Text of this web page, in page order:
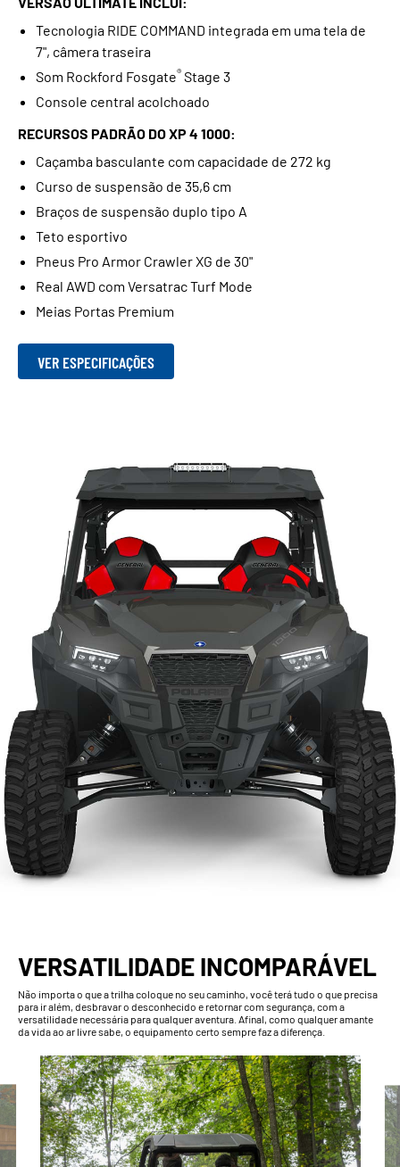
Tecnologia RIDE COMMAND integrada em uma tela de
7", câmera traseira
Som Rockford Fosgate® Stage 3
Console central acolchoado
RECURSOS PADRÃO DO XP 4 1000:
Caçamba basculante com capacidade de 272 kg
Curso de suspensão de 35,6 cm
Braços de suspensão duplo tipo A
Teto esportivo
Pneus Pro Armor Crawler XG de 30"
Real AWD com Versatrac Turf Mode
Meias Portas Premium
VER ESPECIFICAÇÕES
VERSATILIDADE INCOMPARÁVEL
Não importa o que a trilha coloque no seu caminho, você terá tudo o que precisa
para ir além, desbravar o desconhecido e retornar com segurança, com a
versatilidade necessária para qualquer aventura. Afinal, como qualquer amante
da vida ao ar livre sabe, o equipamento certo sempre faz a diferença.